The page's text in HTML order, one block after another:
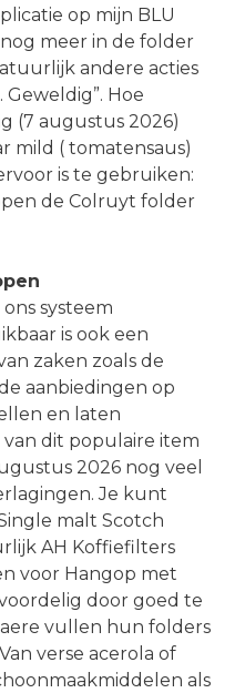
op mijn BLU
nog meer in de folder
andere acties
Hoe
(7 augustus 2026)
mild ( tomatensaus)
is te gebruiken:
de Colruyt folder
systeem
is ook een
zaken zoals de
aanbiedingen op
en laten
dit populaire item
2026 nog veel
Je kunt
malt Scotch
AH Koffiefilters
voor Hangop met
door goed te
vullen hun folders
verse acerola of
als